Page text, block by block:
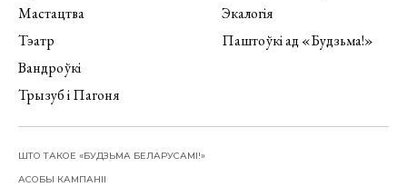
Мастацтва
Тэатр
Вандроўкі
Трызуб і Пагоня
Экалогія
Паштоўкі ад «Будзьма!»
ШТО ТАКОЕ «БУДЗЬМА БЕЛАРУСАМІ!»
АСОБЫ КАМПАНІІ